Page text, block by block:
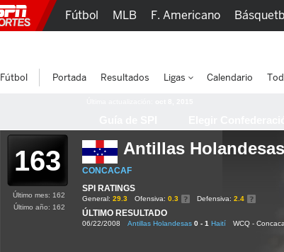
163 Antillas Holandesas
CONCACAF
SPI RATINGS
General: 29.3 Ofensiva: 0.3 Defensiva: 2.4
ÚLTIMO RESULTADO
06/22/2008 Antillas Holandesas 0 - 1 Haití WCQ -
Último mes: 162
Último año: 162
Fútbol MLB F. Americano
Fútbol Portada Resultados Ligas Calendario